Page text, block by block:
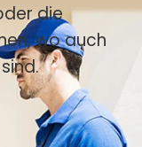
die
wo auch